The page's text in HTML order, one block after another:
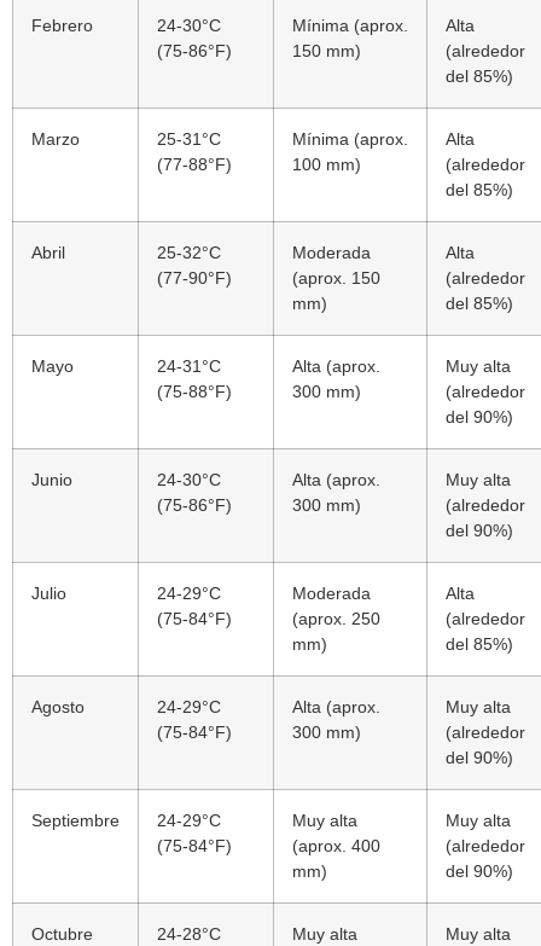
Febrero
24-30°C
(75-86°F)
Mínima (aprox.
150 mm)
Alta
(alrededor
del 85%)
Marzo
25-31°C
(77-88°F)
Mínima (aprox.
100 mm)
Alta
(alrededor
del 85%)
Abril
25-32°C
(77-90°F)
Moderada
(aprox. 150
mm)
Alta
(alrededor
del 85%)
Mayo
24-31°C
(75-88°F)
Alta (aprox.
300 mm)
Muy alta
(alrededor
del 90%)
Junio
24-30°C
(75-86°F)
Alta (aprox.
300 mm)
Muy alta
(alrededor
del 90%)
Julio
24-29°C
(75-84°F)
Moderada
(aprox. 250
mm)
Alta
(alrededor
del 85%)
Agosto
24-29°C
(75-84°F)
Alta (aprox.
300 mm)
Muy alta
(alrededor
del 90%)
Septiembre
24-29°C
(75-84°F)
Muy alta
(aprox. 400
mm)
Muy alta
(alrededor
del 90%)
Octubre
24-28°C
Muy alta
Muy alta